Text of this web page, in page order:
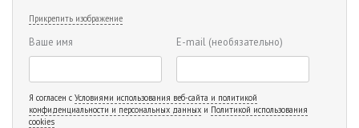
Прикрепить изображение
Ваше имя E-mail (необязательно)
Я согласен с Условиями использования веб-сайта и политикой
конфиденциальности и персональных данных и Политикой использования
cookies